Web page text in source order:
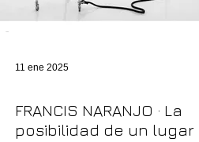
11 ene 2025
FRANCIS NARANJO · La
posibilidad de un lugar